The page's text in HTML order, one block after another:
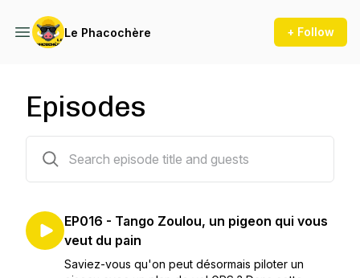
Le Phacochère + Follow
Episodes
EP016 - Tango Zoulou, un pigeon qui vous
veut du pain
Saviez-vous qu'on peut désormais piloter un